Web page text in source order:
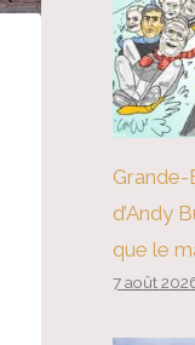
Grande-
d’Andy
que le
7 août